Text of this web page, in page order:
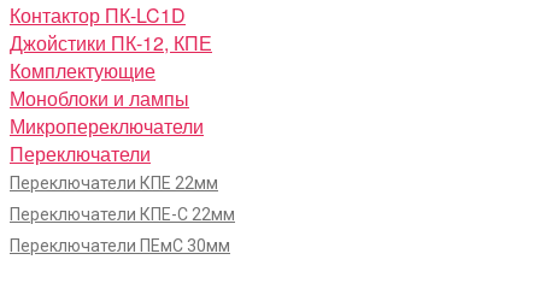
Контактор ПК-LC1D
Джойстики ПК-12, КПЕ
Комплектующие
Моноблоки и лампы
Микропереключатели
Переключатели
Переключатели КПЕ 22мм
Переключатели КПЕ-С 22мм
Переключатели ПЕмС 30мм